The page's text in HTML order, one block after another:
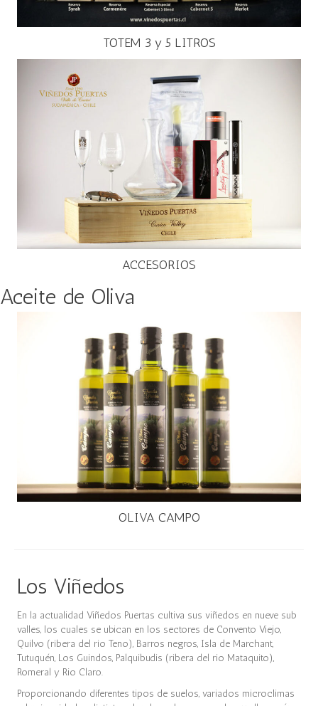
TOTEM 3 y 5 LITROS
ACCESORIOS
Aceite de Oliva
OLIVA CAMPO
Los Viñedos
En la actualidad Viñedos Puertas cultiva sus viñedos en nueve sub
valles, los cuales se ubican en los sectores de Convento Viejo,
Quilvo (ribera del rio Teno), Barros negros, Isla de Marchant,
Tutuquén, Los Guindos, Palquibudis (ribera del rio Mataquito),
Romeral y Rio Claro.
Proporcionando diferentes tipos de suelos, variados microclimas